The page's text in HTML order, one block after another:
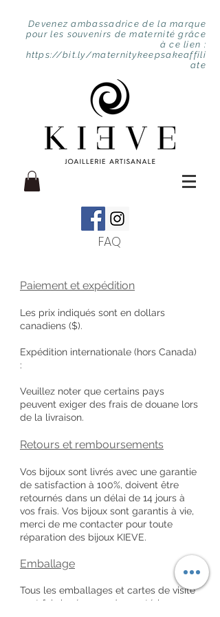
Devenez ambassadrice de la marque
pour les souvenirs de maternité grâce
à ce lien :
https://bit.ly/maternitykeepsakeaffili
ate
FAQ
Paiement et expédition
Les prix indiqués sont en dollars
canadiens ($).
Expédition internationale (hors Canada)
:
Veuillez noter que certains pays
peuvent exiger des frais de douane lors
de la livraison.
Retours et remboursements
Vos bijoux sont livrés avec une garantie
de satisfaction à 100%, doivent être
retournés dans un délai de 14 jours à
vos frais. Vos bijoux sont garantis à vie,
merci de me contacter pour toute
réparation des bijoux KIEVE.
Emballage
Tous les emballages et cartes de visite
sont fabriqués avec des matériaux 100